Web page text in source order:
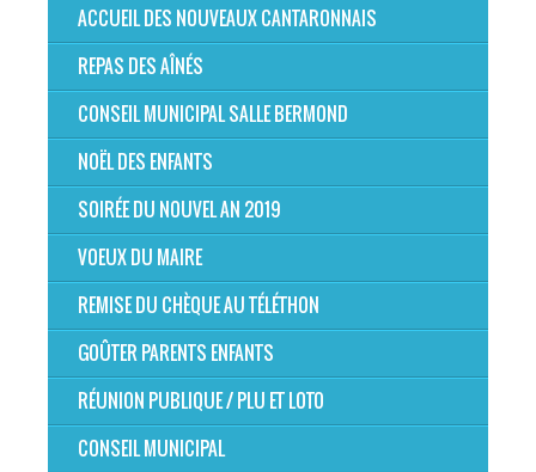
ACCUEIL DES NOUVEAUX CANTARONNAIS
REPAS DES AÎNÉS
CONSEIL MUNICIPAL SALLE BERMOND
NOËL DES ENFANTS
SOIRÉE DU NOUVEL AN 2019
VOEUX DU MAIRE
REMISE DU CHÈQUE AU TÉLÉTHON
GOÛTER PARENTS ENFANTS
RÉUNION PUBLIQUE / PLU ET LOTO
CONSEIL MUNICIPAL